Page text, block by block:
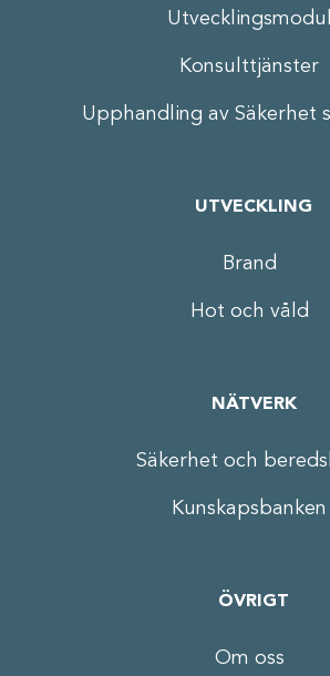
Utvecklingsmodul
Konsulttjänster
Upphandling av Säkerhet
UTVECKLING
Brand
Hot och våld
NÄTVERK
Säkerhet och
Kunskapsbanken
ÖVRIGT
Om oss